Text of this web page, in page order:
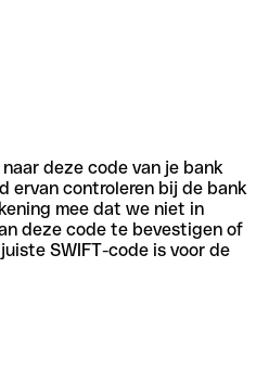
deze code van je bank
ervan controleren bij de bank
mee dat we niet in
deze code te bevestigen of
SWIFT-code is voor de